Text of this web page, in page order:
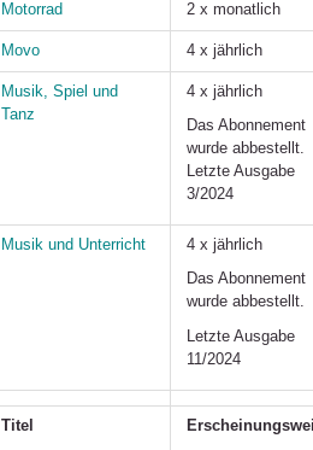
Motorrad 2 x monatlich
Movo 4 x jährlich
Musik, Spiel und
Tanz
4 x jährlich
Das Abonnement
wurde abbestellt.
Letzte Ausgabe
3/2024
Musik und Unterricht
4 x jährlich
Das Abonnement
wurde abbestellt.
Letzte Ausgabe
11/2024
Titel